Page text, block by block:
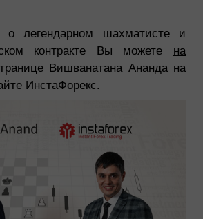
о легендарном шахматисте и
контракте Вы можете на
Вишванатана Анандана
ИнстаФорекс.